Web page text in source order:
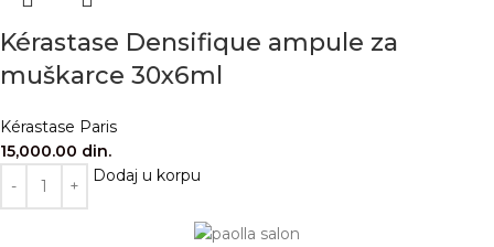
Kérastase Densifique ampule za
muškarce 30x6ml
Kérastase Paris
15,000.00 din.
Dodaj u korpu